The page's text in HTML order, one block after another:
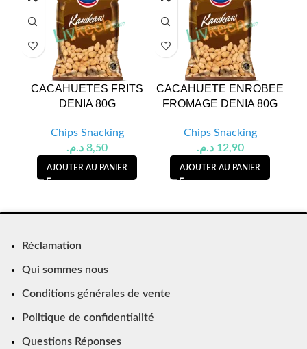
CACAHUETES FRITS
DENIA 80G
Chips Snacking
8,50 د.م.
AJOUTER AU PANIER
CACAHUETE ENROBEE
FROMAGE DENIA 80G
Chips Snacking
12,90 د.م.
AJOUTER AU PANIER
Réclamation
Qui sommes nous
Conditions générales de vente
Politique de confidentialité
Questions Réponses